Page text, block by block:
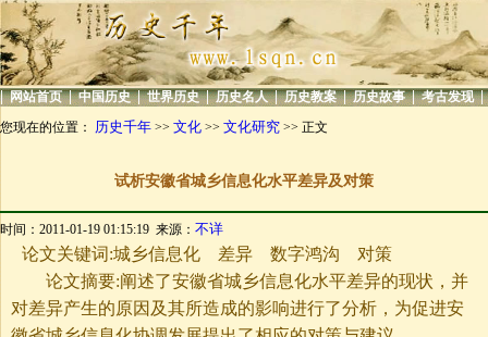
| 网站首页 | 中国历史 | 世界历史 | 历史名人 | 历史教案 | 历史故事 | 考古发现 |
您现在的位置： 历史千年 >> 文化 >> 文化研究 >> 正文
试析安徽省城乡信息化水平差异及对策
时间：2011-01-19 01:15:19 来源： 不详
论文关键词:城乡信息化 差异 数字鸿沟 对策
论文摘要:阐述了安徽省城乡信息化水平差异的现状，并
对差异产生的原因及其所造成的影响进行了分析，为促进安